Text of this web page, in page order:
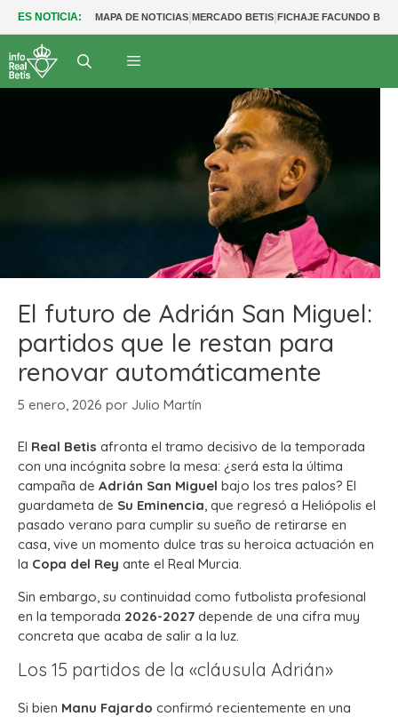
ES NOTICIA: MAPA DE NOTICIAS|MERCADO BETIS|FICHAJE FACUNDO
El futuro de Adrián San Miguel:
partidos que le restan para
renovar automáticamente
5 enero, 2026 por Julio Martín
El Real Betis afronta el tramo decisivo de la temporada
con una incógnita sobre la mesa: ¿será esta la última
campaña de Adrián San Miguel bajo los tres palos? El
guardameta de Su Eminencia , que regresó a Heliópolis el
pasado verano para cumplir su sueño de retirarse en
casa, vive un momento dulce tras su heroica actuación en
la Copa del Rey ante el Real Murcia.
Sin embargo, su continuidad como futbolista profesional
en la temporada 2026-2027 depende de una cifra muy
concreta que acaba de salir a la luz.
Los 15 partidos de la «cláusula Adrián»
Si bien Manu Fajardo confirmó recientemente en una